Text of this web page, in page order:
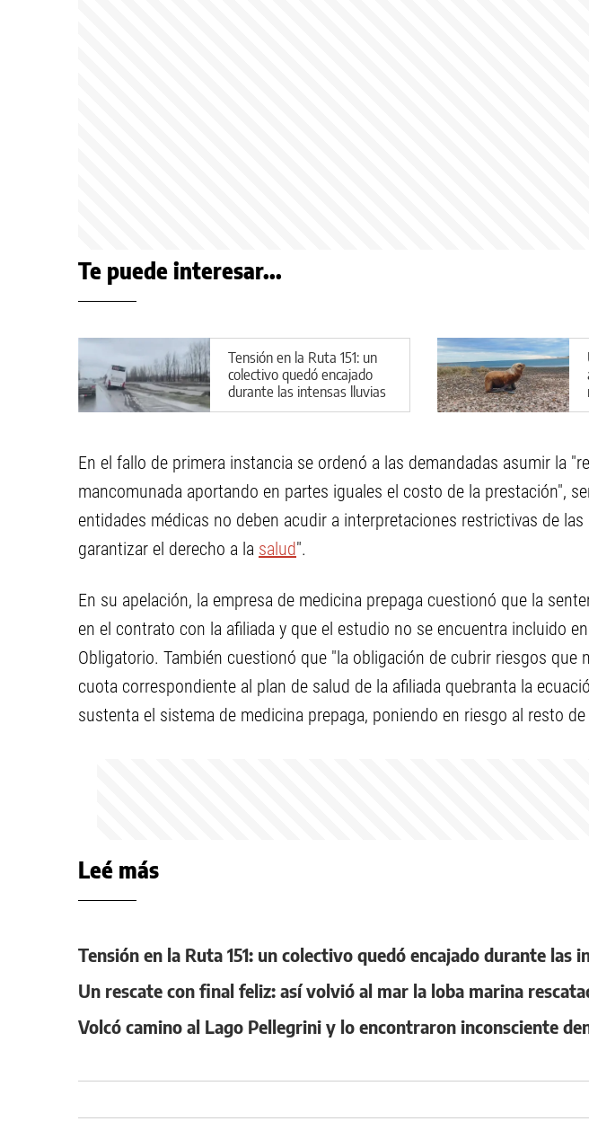
Te puede interesar...
Tensión en la Ruta 151: un
colectivo quedó encajado
durante las intensas lluvias
En el fallo de primera instancia se ordenó a las demandadas asumir la
mancomunada aportando en partes iguales el costo de la prestación",
entidades médicas no deben acudir a interpretaciones restrictivas de
garantizar el derecho a la salud".
En su apelación, la empresa de medicina prepaga cuestionó que la
en el contrato con la afiliada y que el estudio no se encuentra incluido
Obligatorio. También cuestionó que "la obligación de cubrir riesgos que
cuota correspondiente al plan de salud de la afiliada quebranta la
sustenta el sistema de medicina prepaga, poniendo en riesgo al resto
Leé más
Tensión en la Ruta 151: un colectivo quedó encajado durante las
Un rescate con final feliz: así volvió al mar la loba marina
Volcó camino al Lago Pellegrini y lo encontraron inconsciente